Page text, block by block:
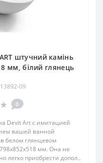
штучний камінь
мм, білий глянець
09
0
Devit Art с имитацией
вашей ванной
белом глянцевом
мм. Она не
легко приобрести допол..